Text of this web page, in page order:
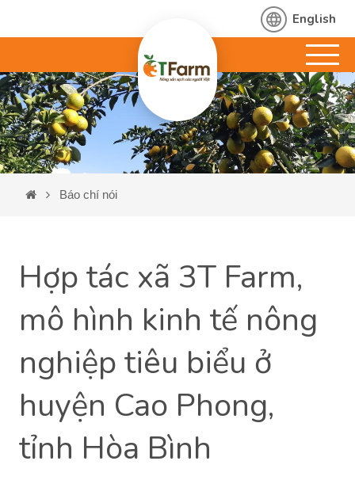
English
Báo chí nói
Hợp tác xã 3T Farm,
mô hình kinh tế nông
nghiệp tiêu biểu ở
huyện Cao Phong,
tỉnh Hòa Bình